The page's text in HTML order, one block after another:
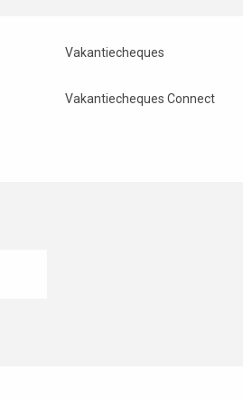
Vakantiecheques
Vakantiecheques Connect